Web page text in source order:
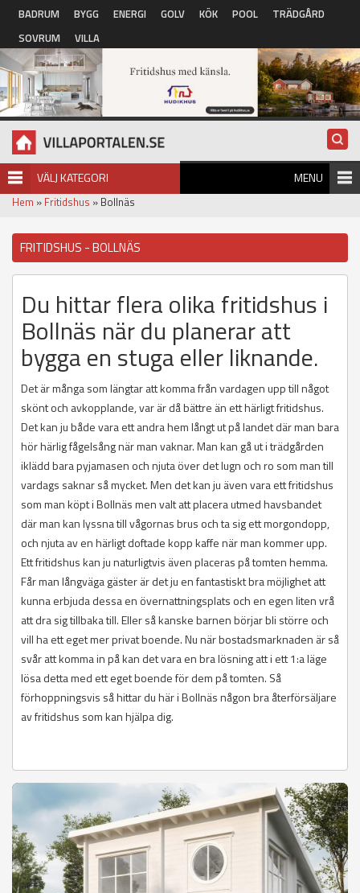
Hoppa till huvudinnehåll
BADRUM BYGG ENERGI GOLV KÖK POOL
TRÄDGÅRD
SOVRUM
VILLA
VÄLJ KATEGORI MENU
Hem » Fritidshus » Bollnäs
FRITIDSHUS - BOLLNÄS
Du hittar flera olika fritidshus i
Bollnäs när du planerar att
bygga en stuga eller liknande.
Det är många som längtar att komma från vardagen upp till något
skönt och avkopplande, var är då bättre än ett härligt fritidshus.
Det kan ju både vara ett andra hem långt ut på landet där man bara
hör härlig fågelsång när man vaknar. Man kan gå ut i trädgården
iklädd bara pyjamasen och njuta över det lugn och ro som man till
vardags saknar så mycket. Men det kan ju även vara ett fritidshus
som man köpt i Bollnäs men valt att placera utmed havsbandet
där man kan lyssna till vågornas brus och ta sig ett morgondopp,
och njuta av en härligt doftade kopp kaffe när man kommer upp.
Ett fritidshus kan ju naturligtvis även placeras på tomten hemma.
Får man långväga gäster är det ju en fantastiskt bra möjlighet att
kunna erbjuda dessa en övernattningsplats och en egen liten vrå
att dra sig tillbaka till. Eller så kanske barnen börjar bli större och
vill ha ett eget mer privat boende. Nu när bostadsmarknaden är så
svår att komma in på kan det vara en bra lösning att i ett 1:a läge
lösa detta med ett eget boende för dem på tomten. Så
förhoppningsvis så hittar du här i Bollnäs någon bra återförsäljare
av fritidshus som kan hjälpa dig.